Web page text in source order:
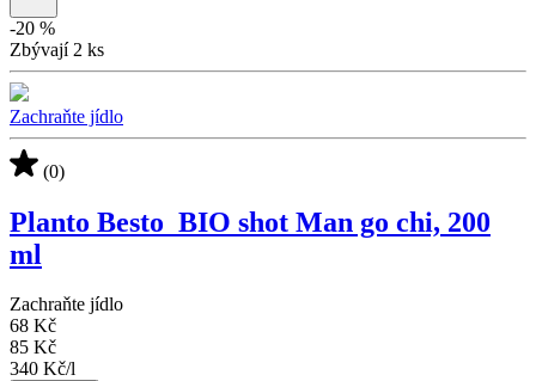
-20 %
Zbývají 2 ks
Zachraňte jídlo
(0)
Planto Besto_BIO shot Man go chi, 200
ml
Zachraňte jídlo
68 Kč
85 Kč
340 Kč/l